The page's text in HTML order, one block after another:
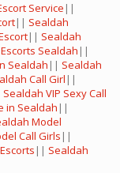
Service ||
|| Sealdah
|| Sealdah
Escorts Sealdah ||
Sealdah || Sealdah
Call Girl ||
Sealdah VIP Sexy Call
in Sealdah ||
Model
Call Girls ||
|| Sealdah